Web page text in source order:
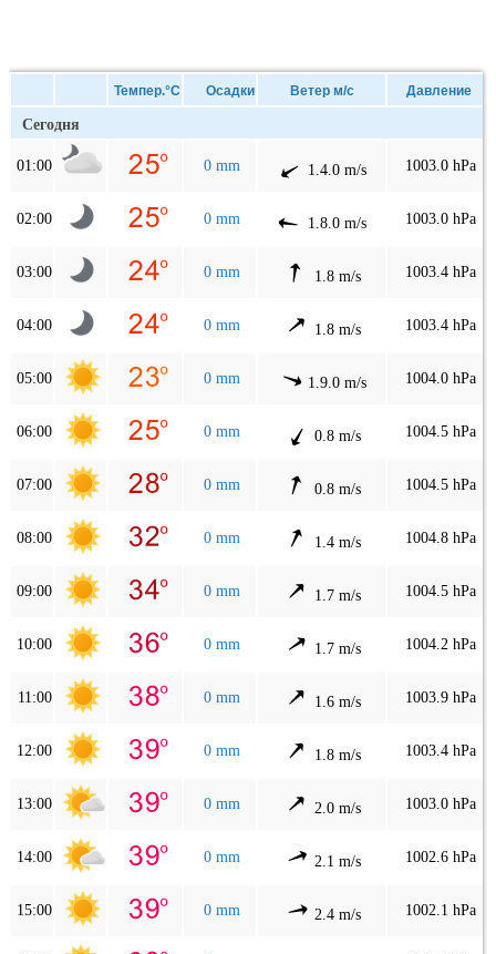
Темпер.°C Осадки Ветер м/с Давление
Сегодня
01:00 0 mm 1.4.0 m/s 1003.0 hPa
02:00 0 mm 1.8.0 m/s 1003.0 hPa
03:00 0 mm 1.8 m/s 1003.4 hPa
04:00 0 mm 1.8 m/s 1003.4 hPa
05:00 0 mm 1.9.0 m/s 1004.0 hPa
06:00 0 mm 0.8 m/s 1004.5 hPa
07:00 0 mm 0.8 m/s 1004.5 hPa
08:00 0 mm 1.4 m/s 1004.8 hPa
09:00 0 mm 1.7 m/s 1004.5 hPa
10:00 0 mm 1.7 m/s 1004.2 hPa
11:00 0 mm 1.6 m/s 1003.9 hPa
12:00 0 mm 1.8 m/s 1003.4 hPa
13:00 0 mm 2.0 m/s 1003.0 hPa
14:00 0 mm 2.1 m/s 1002.6 hPa
15:00 0 mm 2.4 m/s 1002.1 hPa